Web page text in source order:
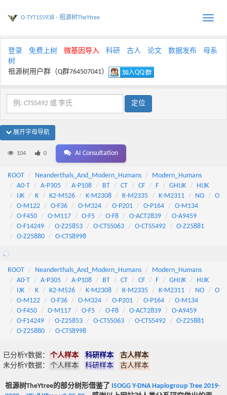
Toggle
O-TYT155938 - 祖源树TheYtree
登录 免费上树 微基因导入 科研 古人 论文 数据发布
母系
树
祖源树用户群（Q群764507041）
展开字母导航
104 0 AI Consultation
ROOT Neanderthals_And_Modern_Humans
Modern_Humans
A0-T
A-P305 A-P108 BT CT CF F GHIJK
HIJK
IJK
K K2-M526 K-M2308 K-M2335 K-M2311 NO
O
O-M122
O-F36 O-M324 O-P201 O-P164
O-M134
O-F450
O-M117 O-F5 O-F8 O-ACT2839
O-A9459
O-F14249
O-Z25853 O-CTS5063 O-CTS5492
O-Z25881
O-Z25880
O-CTS8998
ROOT Neanderthals_And_Modern_Humans
Modern_Humans
A0-T
A-P305 A-P108 BT CT CF F GHIJK
HIJK
IJK
K K2-M526 K-M2308 K-M2335 K-M2311 NO
O
O-M122
O-F36 O-M324 O-P201 O-P164
O-M134
O-F450
O-M117 O-F5 O-F8 O-ACT2839
O-A9459
O-F14249
O-Z25853 O-CTS5063 O-CTS5492
O-Z25881
O-Z25880
O-CTS8998
已分析Y数据： 个人样本 科研样本
古人样本
未分析Y数据：
个人样本 科研样本 古人样本
祖源树TheYtree的部分树形借鉴了 ISOGG Y-DNA Haplogroup Tree 2019-